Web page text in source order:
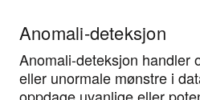
Anomali-deteksjon
Anomali-deteksjon handler
eller unormale mønstre i